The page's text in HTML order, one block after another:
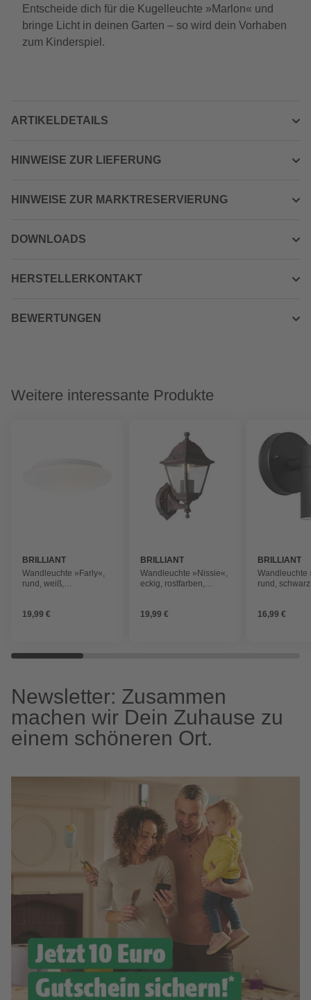
Entscheide dich für die Kugelleuchte »Marlon« und
bringe Licht in deinen Garten – so wird dein Vorhaben
zum Kinderspiel.
ARTIKELDETAILS
HINWEISE ZUR LIEFERUNG
HINWEISE ZUR MARKTRESERVIERUNG
DOWNLOADS
HERSTELLERKONTAKT
BEWERTUNGEN
Weitere interessante Produkte
BRILLIANT
Wandleuchte »Farly«,
rund, weiß,
19,99 €
BRILLIANT
Wandleuchte »Nissie«,
eckig, rostfarben,
19,99 €
BRILLIANT
Wandleuchte
rund,
16,99 €
Newsletter: Zusammen
machen wir Dein Zuhause zu
einem schöneren Ort.